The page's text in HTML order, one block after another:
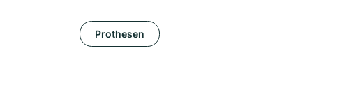
Prothesen